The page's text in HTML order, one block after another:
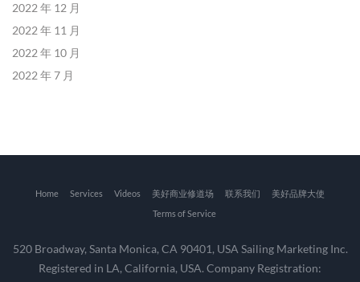
2022 年 12 月
2022 年 11 月
2022 年 10 月
2022 年 7 月
Home Services Videos 美好商业修道场 联系我们
美好品牌大使
Terms of Service
520 Broadway, Santa Monica, CA 90401, USA Sailing Marketing Inc.
Registered in LA, California, USA. Company Registration: